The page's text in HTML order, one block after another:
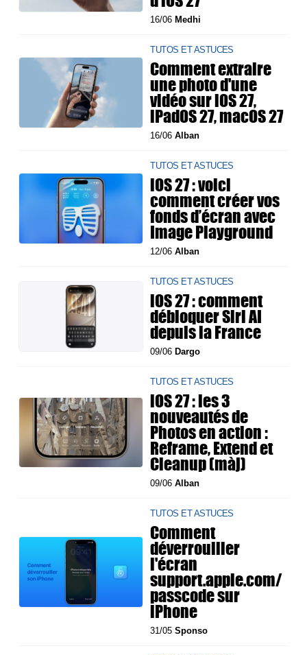
16/06 Medhi
TUTOS ET ASTUCES
Comment extraire
une photo d'une
vidéo sur iOS 27,
iPadOS 27, macOS 27
16/06Alban
TUTOS ET ASTUCES
iOS 27 : voici
comment créer vos
fonds d’écran avec
Image Playground
12/06Alban
TUTOS ET ASTUCES
iOS 27 : comment
débloquer Siri AI
depuis la France
09/06 Dargo
TUTOS ET ASTUCES
iOS 27 : les 3
nouveautés de
Photos en action :
Reframe, Extend et
Cleanup (màj)
09/06Alban
TUTOS ET ASTUCES
Comment
déverrouiller
l'écran
support.apple.com/
passcode sur
iPhone
31/05Sponso